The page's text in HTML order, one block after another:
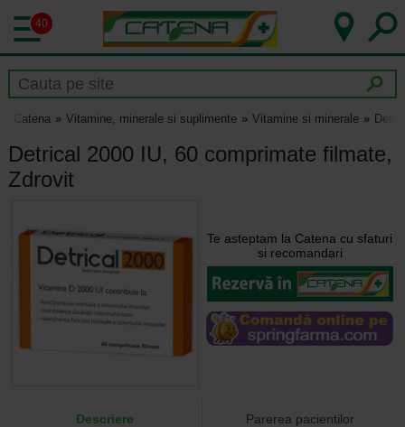
40
Catena Vitamine, minerale si suplimente Vitamine si minerale
Detrical 2000 IU, 60 comprimate filmate,
Zdrovit
Te asteptam la Catena cu sfaturi
si recomandari
Descriere Parerea pacientilor